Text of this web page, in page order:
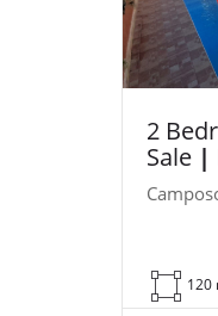
2
Sale |
120